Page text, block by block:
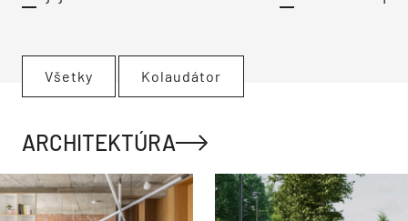
Všetky Kolaudátor
ARCHITEKTÚRA